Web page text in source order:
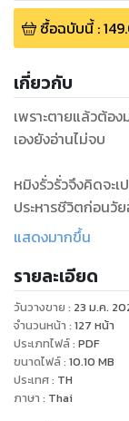
ซื้อฉบับนี้:
เกี่ยวกับ
เพราะตายแล้วต้อ
เองยังอ่านไม่จบ
หมิงรั่วรั่วจึงคิดจะ
ประหารชีวิตก่อนวั
หมิงรั่วรั่วตั้งใจว่าน
ดังนั้น...นางจึงต้อง
ช่วยครอบครัวสกุล
แสดงมากขึ้น
รายละเอียด
วันวางขาย : 23 ม.ค.
จำนวนหน้า : 127 หน้า
ประเภทไฟล์: PDF
ขนาดไฟล์: 10.10 MB
ประเทศ: TH
ภาษา : Thai